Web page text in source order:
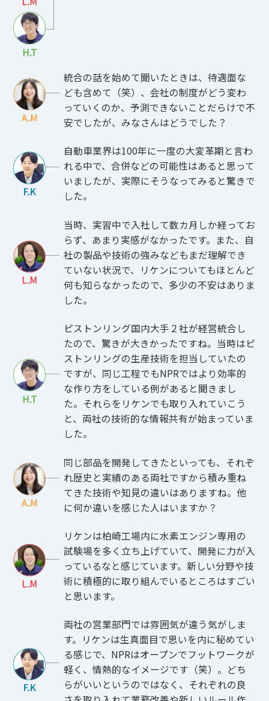
統合の話を始めて聞いたときは、待遇面な
ども含めて（笑）、会社の制度がどう変わ
っていくのか、予測できないことだらけで不
安でしたが、みなさんはどうでした？
自動車業界は100年に一度の大変革期と言わ
れる中で、合併などの可能性はあると思って
いましたが、実際にそうなってみると驚きで
した。
当時、実習中で入社して数カ月しか経ってお
らず、あまり実感がなかったです。また、自
社の製品や技術の強みなどもまだ理解でき
ていない状況で、リケンについてもほとんど
何も知らなかったので、多少の不安はありま
した。
ピストンリング国内大手２社が経営統合し
たので、驚きが大きかったですね。当時はピ
ストンリングの生産技術を担当していたの
ですが、同じ工程でもNPRではより効率的
な作り方をしている例があると聞きまし
た。それらをリケンでも取り入れていこう
と、両社の技術的な情報共有が始まっていま
した。
同じ部品を開発してきたといっても、それぞ
れ歴史と実績のある両社ですから積み重ね
てきた技術や知見の違いはありますね。他
に何か違いを感じた人はいますか？
リケンは柏崎工場内に水素エンジン専用の
試験場を多く立ち上げていて、開発に力が入
っているなと感じています。新しい分野や技
術に積極的に取り組んでいるところはすごい
と思います。
両社の営業部門では雰囲気が違う気がしま
す。リケンは生真面目で思いを内に秘めてい
る感じで、NPRはオープンでフットワークが
軽く、情熱的なイメージです（笑）。どち
らがいいというのではなく、それぞれの良